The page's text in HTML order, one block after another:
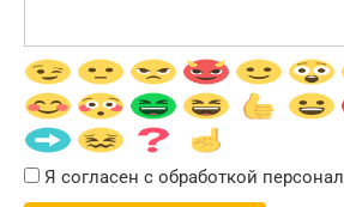
Я согласен с обработкой